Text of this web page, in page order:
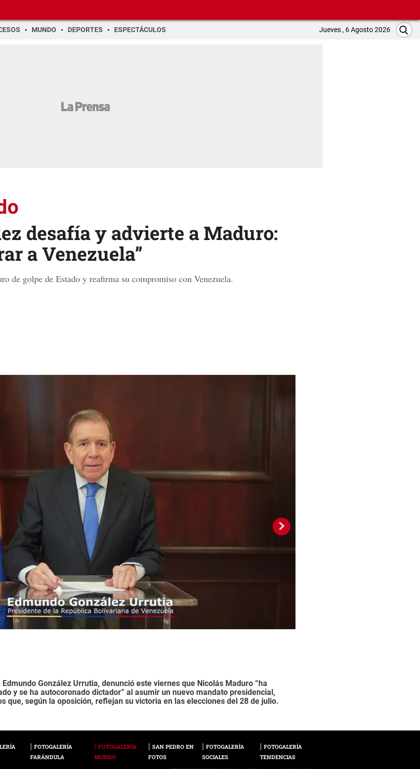
MUNDO DEPORTES ESPECTÁCULOS Jueves , 6 Agosto 2026
desafía y advierte a Maduro:
a Venezuela”
de golpe de Estado y reafirma su compromiso con Venezuela.
González Urrutia, denunció este viernes que Nicolás Maduro “ha
y se ha autocoronado dictador” al asumir un nuevo mandato presidencial,
que, según la oposición, reflejan su victoria en las elecciones del 28 de julio.
FOTOGALERÍA
FARÁNDULA
FOTOGALERÍA
MUNDO
SAN PEDRO EN
FOTOS
FOTOGALERÍA
SOCIALES
FOTOGALERÍA
TENDENCIAS